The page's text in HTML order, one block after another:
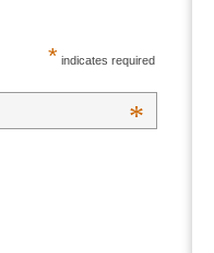
* indicates required
*